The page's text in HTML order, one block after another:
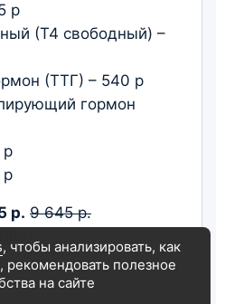
р
(Т4 свободный) –
(ТТГ) – 540 р
гормон
р
р
р. 9 645 р.
, чтобы анализировать, как
рекомендовать полезное
на сайте